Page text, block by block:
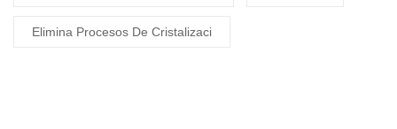
Elimina Procesos De Cristalizaci